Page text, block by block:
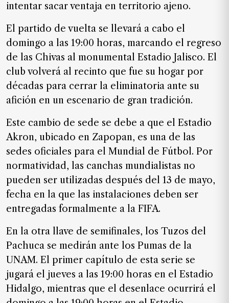
Donativos
Videos
Hemeroteca
de
intentar sacar ventaja en territorio ajeno.
El partido de vuelta se llevará a cabo el
domingo a las 19:00 horas, marcando el regreso
de las Chivas al monumental Estadio Jalisco. El
club volverá al recinto que fue su hogar por
décadas para cerrar la eliminatoria ante su
afición en un escenario de gran tradición.
Este cambio de sede se debe a que el Estadio
Akron, ubicado en Zapopan, es una de las
sedes oficiales para el Mundial de Fútbol. Por
normatividad, las canchas mundialistas no
pueden ser utilizadas después del 13 de mayo,
fecha en la que las instalaciones deben ser
entregadas formalmente a la FIFA.
En la otra llave de semifinales, los Tuzos del
Pachuca se medirán ante los Pumas de la
UNAM. El primer capítulo de esta serie se
jugará el jueves a las 19:00 horas en el Estadio
Hidalgo, mientras que el desenlace ocurrirá el